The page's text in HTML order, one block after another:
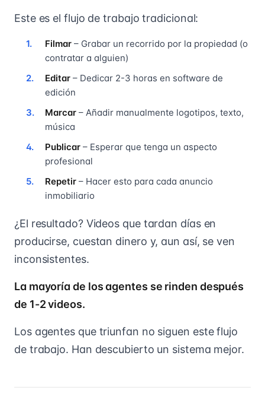
Este es el flujo de trabajo tradicional:
Filmar – Grabar un recorrido por la propiedad (o
contratar a alguien)
Editar – Dedicar 2-3 horas en software de
edición
Marcar – Añadir manualmente logotipos, texto,
música
Publicar – Esperar que tenga un aspecto
profesional
Repetir – Hacer esto para cada anuncio
inmobiliario
¿El resultado? Videos que tardan días en
producirse, cuestan dinero y, aun así, se ven
inconsistentes.
La mayoría de los agentes se rinden después
de 1-2 videos.
Los agentes que triunfan no siguen este flujo
de trabajo. Han descubierto un sistema mejor.